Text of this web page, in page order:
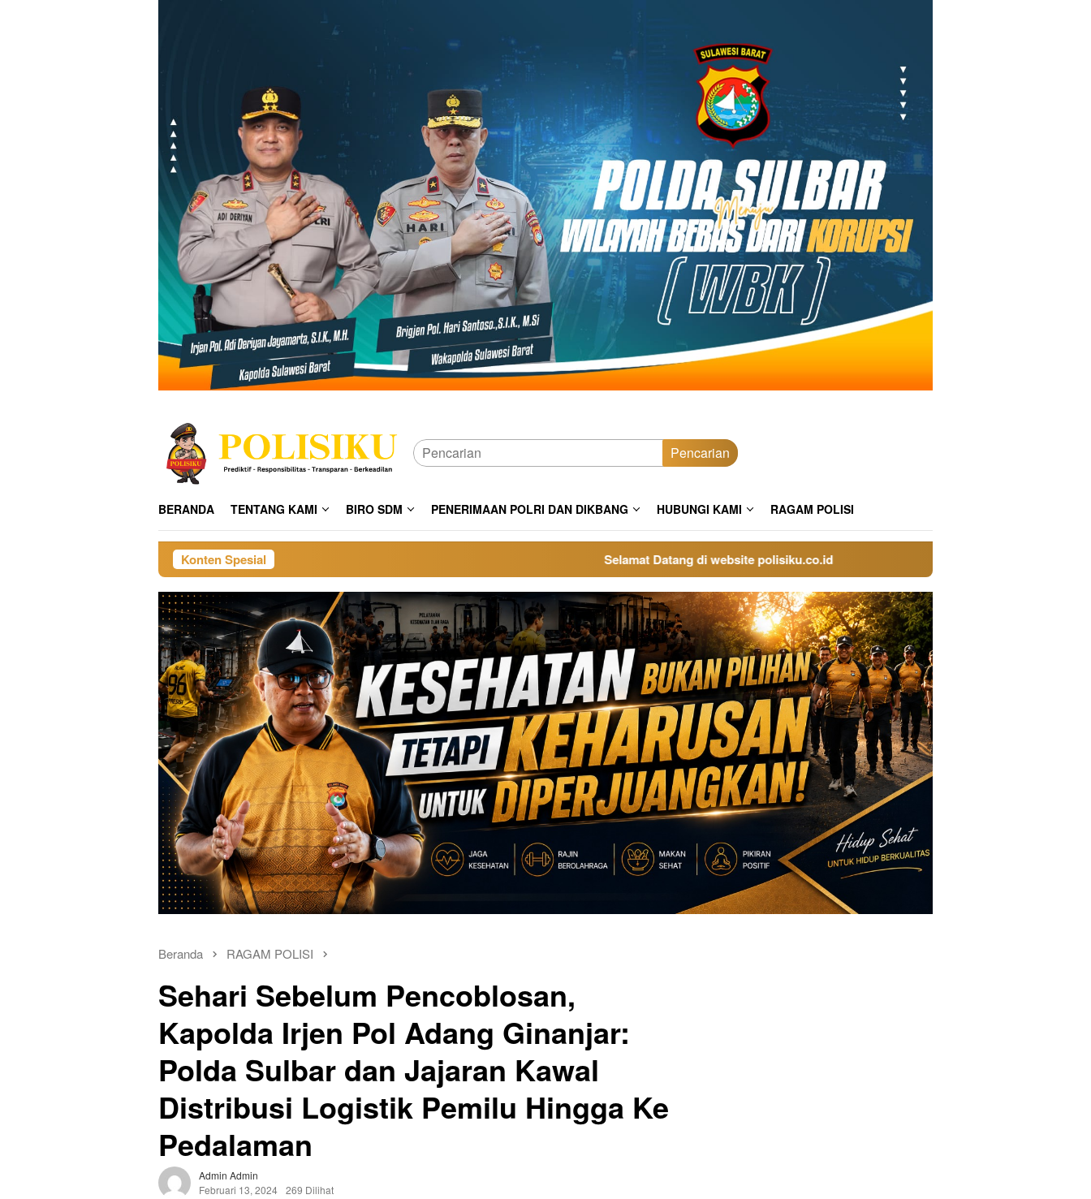
Pencarian
BERANDA TENTANG KAMI BIRO SDM PENERIMAAN POLRI DAN DIKBANG HUBUNGI KAMI RAGAM POLISI
Konten Spesial Selamat Datang di website polisiku.co.id
Beranda RAGAM POLISI
Sehari Sebelum Pencoblosan,
Kapolda Irjen Pol Adang Ginanjar:
Polda Sulbar dan Jajaran Kawal
Distribusi Logistik Pemilu Hingga Ke
Pedalaman
Admin Admin
Februari 13, 2024 269 Dilihat